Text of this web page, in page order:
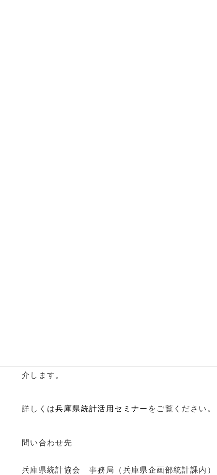
介します。
詳しくは兵庫県統計活用セミナー をご覧ください。
問い合わせ先
兵庫県統計協会 事務局（兵庫県企画部統計課内）